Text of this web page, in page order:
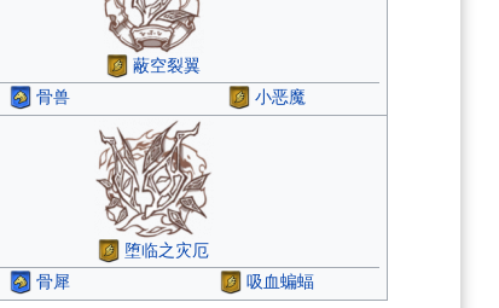
蔽空裂翼
骨兽
小恶魔
堕临之灾厄
骨犀
吸血蝙蝠